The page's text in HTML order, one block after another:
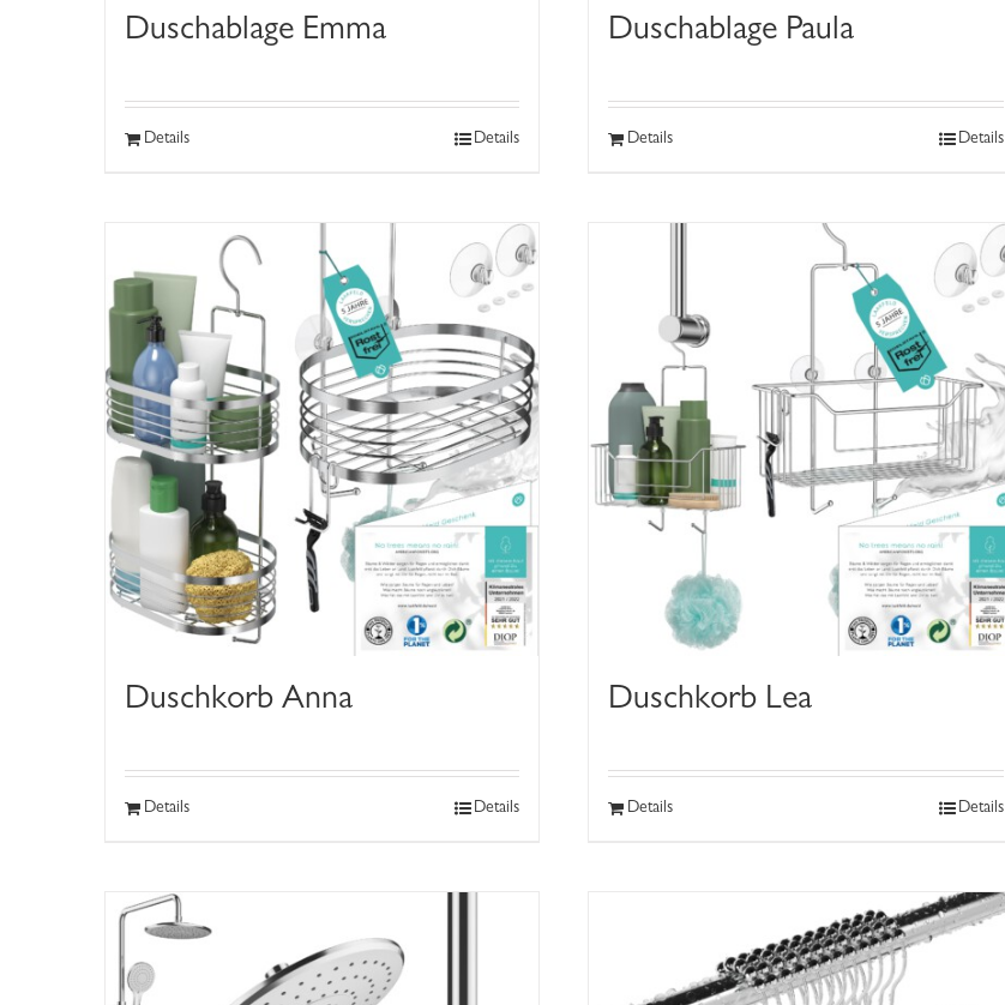
Duschablage Emma
Details Details
Duschablage Paula
Details Details
Duschkorb Anna
Details Details
Duschkorb Lea
Details Details